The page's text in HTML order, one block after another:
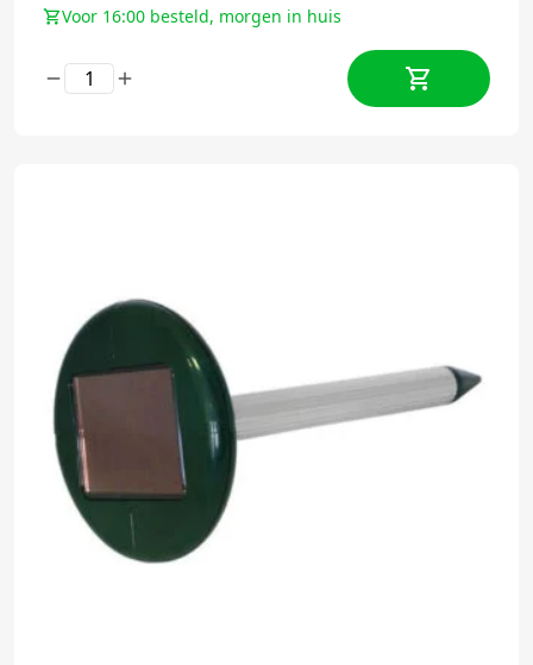
Voor 16:00 besteld, morgen in huis